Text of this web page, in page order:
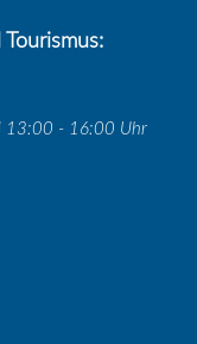
- 16:00 Uhr